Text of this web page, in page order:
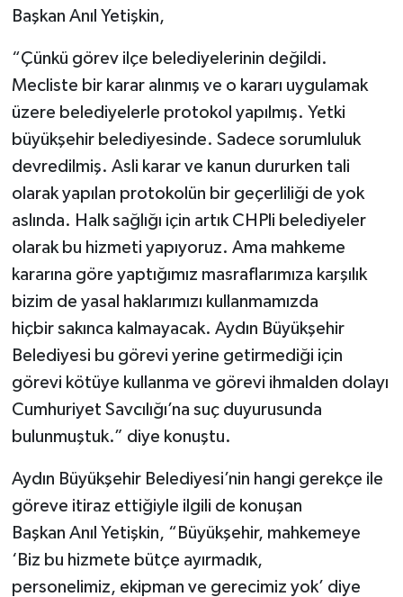
Başkan Anıl Yetişkin,
“Çünkü görev ilçe belediyelerinin değildi.
Mecliste bir karar alınmış ve o kararı uygulamak
üzere belediyelerle protokol yapılmış. Yetki
büyükşehir belediyesinde. Sadece sorumluluk
devredilmiş. Asli karar ve kanun dururken tali
olarak yapılan protokolün bir geçerliliği de yok
aslında. Halk sağlığı için artık CHPli belediyeler
olarak bu hizmeti yapıyoruz. Ama mahkeme
kararına göre yaptığımız masraflarımıza karşılık
bizim de yasal haklarımızı kullanmamızda
hiçbir sakınca kalmayacak. Aydın Büyükşehir
Belediyesi bu görevi yerine getirmediği için
görevi kötüye kullanma ve görevi ihmalden dolayı
Cumhuriyet Savcılığı’na suç duyurusunda
bulunmuştuk.” diye konuştu.
Aydın Büyükşehir Belediyesi’nin hangi gerekçe ile
göreve itiraz ettiğiyle ilgili de konuşan
Başkan Anıl Yetişkin, “Büyükşehir, mahkemeye
‘Biz bu hizmete bütçe ayırmadık,
personelimiz, ekipman ve gerecimiz yok’ diye